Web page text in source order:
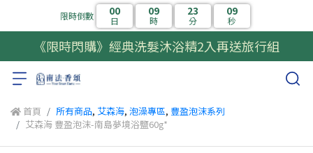
限時倒數 00
日
09
時
23
分
08
秒
《限時閃購》經典洗髮沐浴精2入再送旅行組
首頁 所有商品, 艾森海, 泡澡專區, 豐盈泡沫系列
艾森海 豐盈泡沫-南島夢境浴鹽60g*